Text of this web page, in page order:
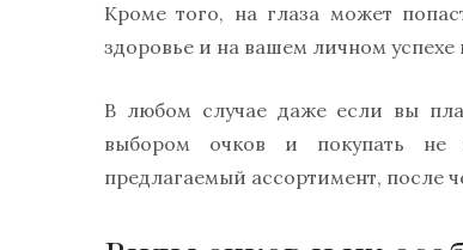
Кроме того, на глаза может
здоровье и на вашем личном успехе
В любом случае даже если вы
выбором очков и покупать не
предлагаемый ассортимент, после